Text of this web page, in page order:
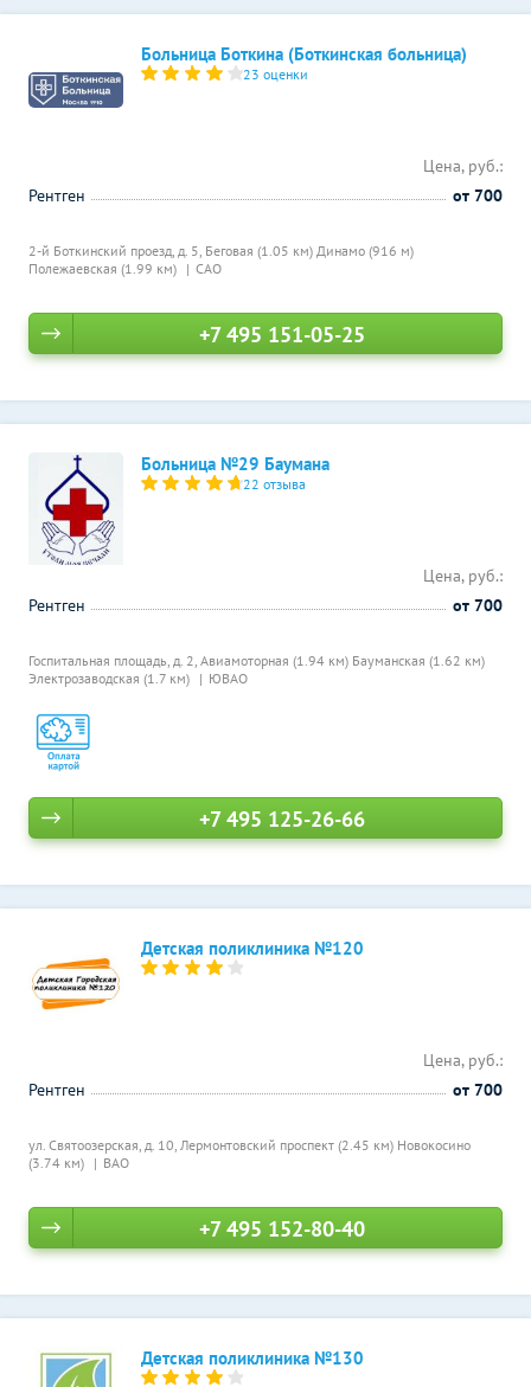
Больница Боткина (Боткинская больница)
23 оценки
2-й Боткинский проезд, д. 5, Беговая (1.05 км) Динамо (916 м)
Полежаевская (1.99 км)
САО
Цена, руб.:
Рентген
от 700
+7 495 151-05-25
Больница №29 Баумана
22 отзыва
Госпитальная площадь, д. 2, Авиамоторная (1.94 км) Бауманская (1.62 км)
Электрозаводская (1.7 км)
ЮВАО
Цена, руб.:
Рентген
от 700
+7 495 125-26-66
Детская поликлиника №120
ул. Святоозерская, д. 10, Лермонтовский проспект (2.45 км) Новокосино
(3.74 км)
ВАО
Цена, руб.:
Рентген
от 700
+7 495 152-80-40
Детская поликлиника №130